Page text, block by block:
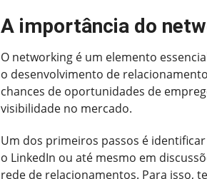
A importância do
O networking é um elemento
o desenvolvimento de
chances de oportunidades de
visibilidade no mercado.
Um dos primeiros passos é
o LinkedIn ou até mesmo em
rede de relacionamentos. Para isso,